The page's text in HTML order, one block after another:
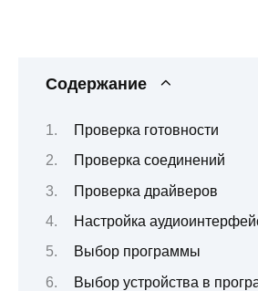
Содержание
Проверка готовности
Проверка соединений
Проверка драйверов
Настройка
Выбор программы
Выбор устройства в